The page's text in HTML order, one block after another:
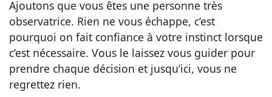
Ajoutons que vous êtes une personne très
observatrice. Rien ne vous échappe, c’est
pourquoi on fait confiance à votre instinct lorsque
c’est nécessaire. Vous le laissez vous guider pour
prendre chaque décision et jusqu’ici, vous ne
regrettez rien.